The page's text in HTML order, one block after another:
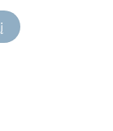
dviejų dydžių